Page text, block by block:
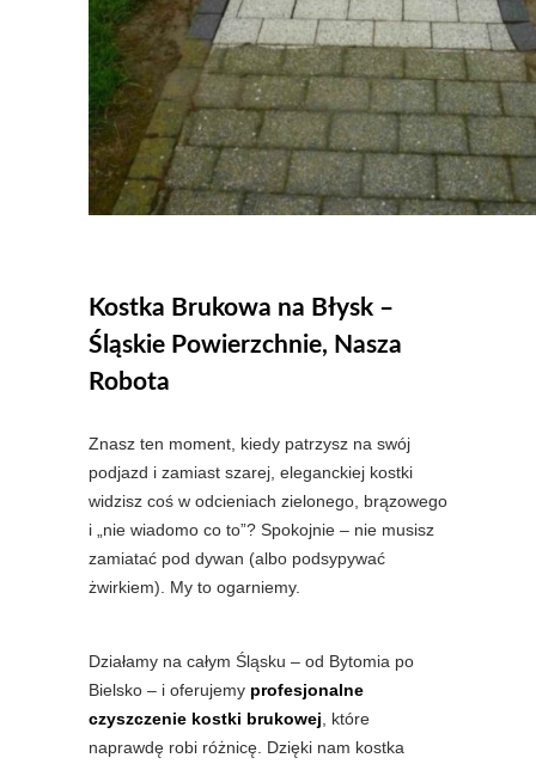
Kostka Brukowa na Błysk –
Śląskie Powierzchnie, Nasza
Robota
Znasz ten moment, kiedy patrzysz na swój
podjazd i zamiast szarej, eleganckiej kostki
widzisz coś w odcieniach zielonego, brązowego
i „nie wiadomo co to”? Spokojnie – nie musisz
zamiatać pod dywan (albo podsypywać
żwirkiem). My to ogarniemy.
Działamy na całym Śląsku – od Bytomia po
Bielsko – i oferujemy profesjonalne
czyszczenie kostki brukowej, które
naprawdę robi różnicę. Dzięki nam kostka